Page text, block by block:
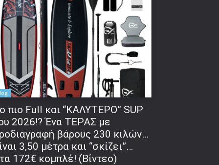
πιο Full και “ΚΑΛΥΤΕΡΟ” SUP
2026!? Ένα ΤΕΡΑΣ με
βάρους 230 κιλών…
3,50 μέτρα και “σκίζει”…
172€ κομπλέ! (Βίντεο)